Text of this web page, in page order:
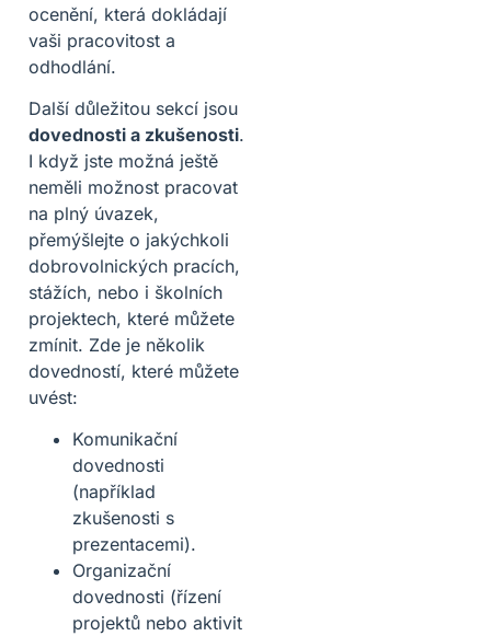
ocenění, která dokládají
vaši pracovitost a
odhodlání.
Další důležitou sekcí jsou
dovednosti a zkušenosti.
I když jste možná ještě
neměli možnost pracovat
na plný úvazek,
přemýšlejte o jakýchkoli
dobrovolnických pracích,
stážích, nebo i školních
projektech, které můžete
zmínit. Zde je několik
dovedností, které můžete
uvést:
Komunikační
dovednosti
(například
zkušenosti s
prezentacemi).
Organizační
dovednosti (řízení
projektů nebo aktivit